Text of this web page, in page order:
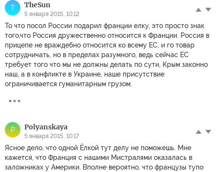
T TheSun
5 января 2015, 10:12
То что посол России подарил франции елку, это просто знак
того,что Россия дружественно относится к Франции. Россия в
прицепе не враждебно относится ко всему ЕС, и го товар
сотрудничать, но в пределах разумного, ведь сейчас ЕС
требует того что мы не должны делать по сути, Крым законно
наш, а в конфликте в Украине, наше присутствие
ограничивается гуманитарным грузом.
P Polyanskaya
5 января 2015, 10:17
Ясное дело, что одной Ёлкой тут делу не поможешь. Мне
кажется, что Франция с нашими Мистралями оказалась в
заложниках у Америки. Вполне вероятно, что французы тупо